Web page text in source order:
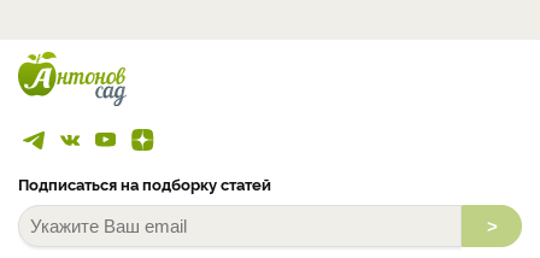
Подписаться на подборку статей
>